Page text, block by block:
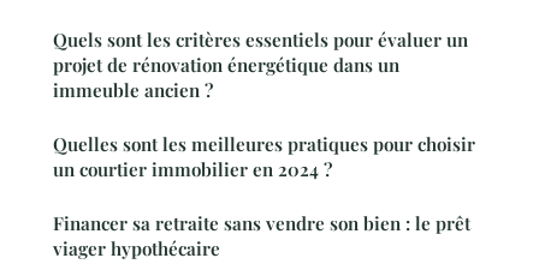
Quels sont les critères essentiels pour évaluer un
projet de rénovation énergétique dans un
immeuble ancien ?
Quelles sont les meilleures pratiques pour choisir
un courtier immobilier en 2024 ?
Financer sa retraite sans vendre son bien : le prêt
viager hypothécaire